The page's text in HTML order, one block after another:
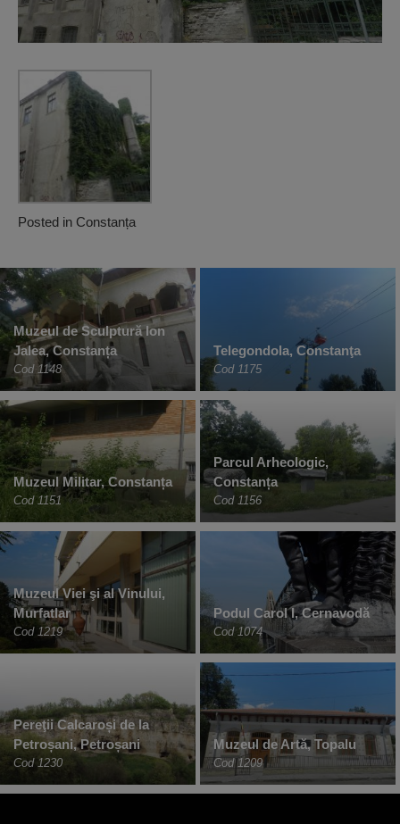
Posted in Constanța
Muzeul de Sculptură Ion
Jalea, Constanța
Cod 1148
Telegondola, Constanţa
Cod 1175
Muzeul Militar, Constanța
Cod 1151
Parcul Arheologic,
Constanța
Cod 1156
Muzeul Viei şi al Vinului,
Murfatlar
Cod 1219
Podul Carol I, Cernavodă
Cod 1074
Pereţii Calcaroși de la
Petroșani, Petroșani
Cod 1230
Muzeul de Artă, Topalu
Cod 1209